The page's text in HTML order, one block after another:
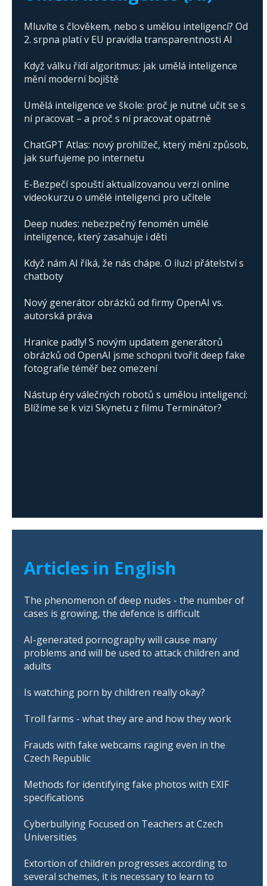
Mluvíte s člověkem, nebo s umělou inteligencí? Od
2. srpna platí v EU pravidla transparentnosti AI
Když válku řídí algoritmus: jak umělá inteligence
mění moderní bojiště
Umělá inteligence ve škole: proč je nutné učit se s
ní pracovat – a proč s ní pracovat opatrně
ChatGPT Atlas: nový prohlížeč, který mění způsob,
jak surfujeme po internetu
E-Bezpečí spouští aktualizovanou verzi online
videokurzu o umělé inteligenci pro učitele
Deep nudes: nebezpečný fenomén umělé
inteligence, který zasahuje i děti
Když nám AI říká, že nás chápe. O iluzi přátelství s
chatboty
Nový generátor obrázků od firmy OpenAI vs.
autorská práva
Hranice padly! S novým updatem generátorů
obrázků od OpenAI jsme schopni tvořit deep fake
fotografie téměř bez omezení
Nástup éry válečných robotů s umělou inteligencí:
Blížíme se k vizi Skynetu z filmu Terminátor?
Articles in English
The phenomenon of deep nudes - the number of
cases is growing, the defence is difficult
AI-generated pornography will cause many
problems and will be used to attack children and
adults
Is watching porn by children really okay?
Troll farms - what they are and how they work
Frauds with fake webcams raging even in the
Czech Republic
Methods for identifying fake photos with EXIF
specifications
Cyberbullying Focused on Teachers at Czech
Universities
Extortion of children progresses according to
several schemes, it is necessary to learn to